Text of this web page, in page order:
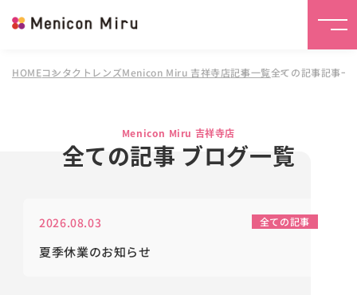
HOMEコンタクトレンズMenicon Miru 吉祥寺店記事一覧全ての記事記事一
Menicon Miru 吉祥寺店
全ての記事 ブログ一覧
2026.08.03 全ての記事
夏季休業のお知らせ